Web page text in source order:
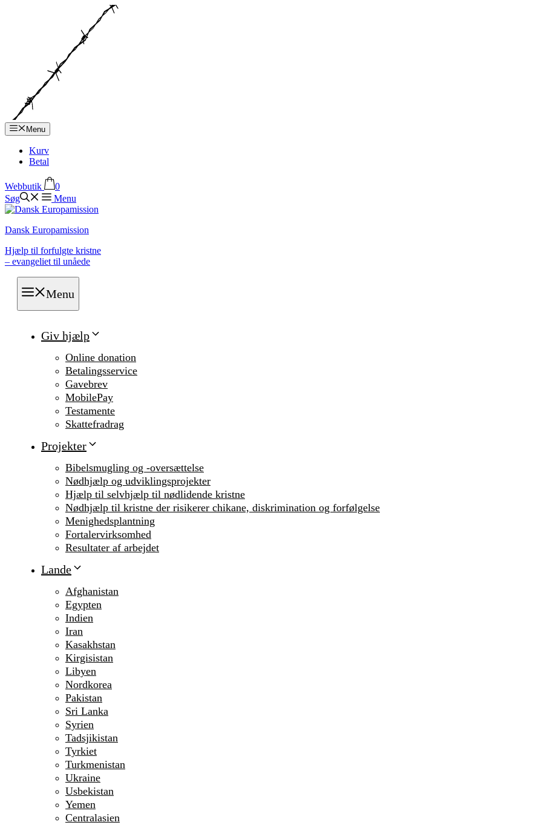
Menu
Kurv
Betal
Webbutik
0
Søg
Menu
Dansk Europamission
Hjælp til forfulgte kristne
– evangeliet til unåede
Menu
Giv hjælp
Online donation
Betalingsservice
Gavebrev
MobilePay
Testamente
Skattefradrag
Projekter
Bibelsmugling og -oversættelse
Nødhjælp og udviklingsprojekter
Hjælp til selvhjælp til nødlidende kristne
Nødhjælp til kristne der risikerer chikane, diskrimination og forfølgelse
Menighedsplantning
Fortalervirksomhed
Resultater af arbejdet
Lande
Afghanistan
Egypten
Indien
Iran
Kasakhstan
Kirgisistan
Libyen
Nordkorea
Pakistan
Sri Lanka
Syrien
Tadsjikistan
Tyrkiet
Turkmenistan
Ukraine
Usbekistan
Yemen
Centralasien